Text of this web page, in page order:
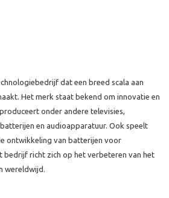
dat een breed scala aan
Het merk staat bekend om innovatie en
onder andere televisies,
en audioapparatuur. Ook speelt
ontwikkeling van batterijen voor
bedrijf richt zich op het verbeteren van het
wereldwijd.